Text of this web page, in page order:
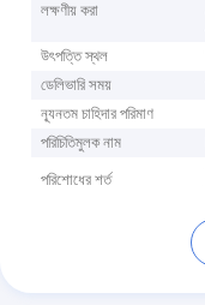
লক্ষণীয় করা
উৎপত্তি স্থল
ডেলিভারি সময়
ন্যূনতম চাহিদার পরিমাণ
পরিচিতিমুলক নাম
পরিশোধের শর্ত